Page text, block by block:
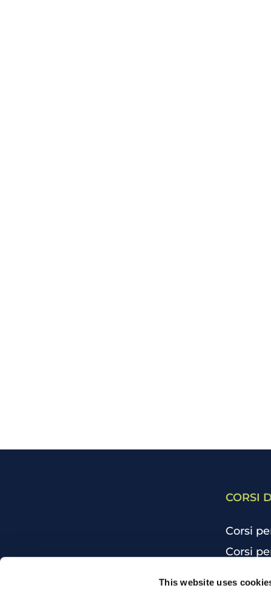
This website uses
CORSI
Corsi
Corsi